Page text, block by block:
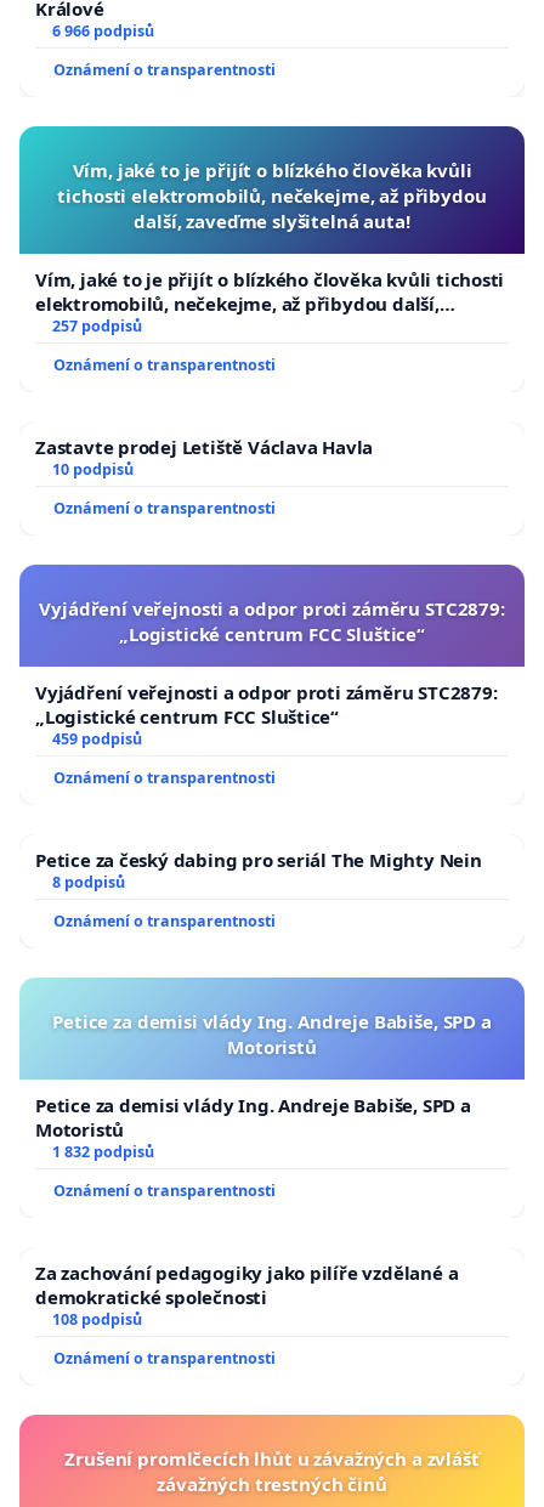
Králové
6 966 podpisů
Oznámení o transparentnosti
Vím, jaké to je přijít o blízkého člověka kvůli
tichosti elektromobilů, nečekejme, až přibydou
další, zaveďme slyšitelná auta!
Vím, jaké to je přijít o blízkého člověka kvůli tichosti
elektromobilů, nečekejme, až přibydou další,
zaveďme slyšitelná auta!
257 podpisů
Oznámení o transparentnosti
Zastavte prodej Letiště Václava Havla
10 podpisů
Oznámení o transparentnosti
Vyjádření veřejnosti a odpor proti záměru STC2879:
„Logistické centrum FCC Sluštice“
Vyjádření veřejnosti a odpor proti záměru STC2879:
„Logistické centrum FCC Sluštice“
459 podpisů
Oznámení o transparentnosti
Petice za český dabing pro seriál The Mighty Nein
8 podpisů
Oznámení o transparentnosti
Petice za demisi vlády Ing. Andreje Babiše, SPD a
Motoristů
Petice za demisi vlády Ing. Andreje Babiše, SPD a
Motoristů
1 832 podpisů
Oznámení o transparentnosti
Za zachování pedagogiky jako pilíře vzdělané a
demokratické společnosti
108 podpisů
Oznámení o transparentnosti
Zrušení promlčecích lhůt u závažných a zvlášť
závažných trestných činů